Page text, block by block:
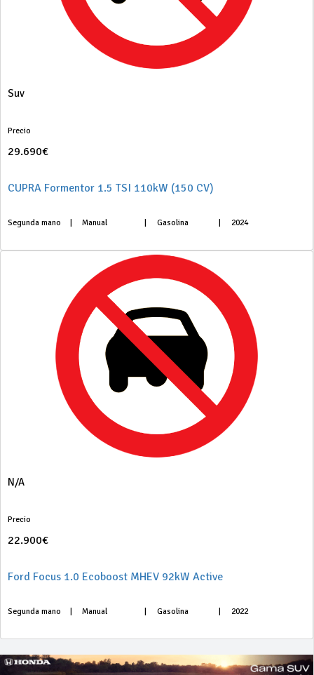
Suv
Precio
29.690€
CUPRA Formentor 1.5 TSI 110kW (150 CV)
Segunda mano Manual Gasolina 2024
N/A
Precio
22.900€
Ford Focus 1.0 Ecoboost MHEV 92kW Active
Segunda mano Manual Gasolina 2022